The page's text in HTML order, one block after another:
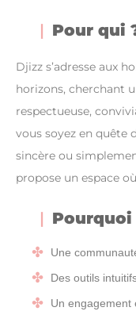
Pour qui
Djizz s’adresse aux
horizons, cherchant
respectueuse,
vous soyez en quête
sincère ou
propose un espace
Pourquoi
Une
Des outils
Un engagement